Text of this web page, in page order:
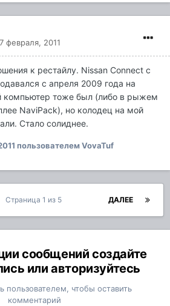
7 февраля, 2011
к рестайлу. Nissan Connect с
с апреля 2009 года на
компьютер тоже был (либо в рыжем
NaviPack), но колодец на мой
Стало солиднее.
пользователем VovaTuf
ДАЛЕЕ
Страница 1 из 5
сообщений создайте
или авторизуйтесь
чтобы оставить
комментарий